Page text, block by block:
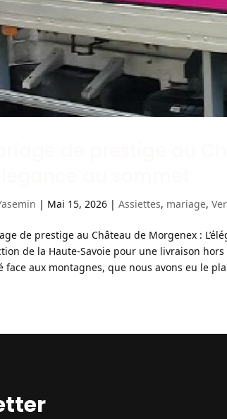
| Mai 15, 2026 |Assiettes, mariage,
de prestige au Château de Morgenex :
de la Haute-Savoie pour une livraison
face aux montagnes, que nous avons eu le